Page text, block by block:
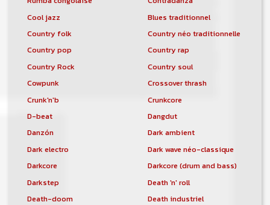
Cool jazz
Blues traditionnel
Country folk
Country néo traditionnelle
Country pop
Country rap
Country Rock
Country soul
Cowpunk
Crossover thrash
Crunk'n'b
Crunkcore
D-beat
Dangdut
Danzón
Dark ambient
Dark electro
Dark wave néo-classique
Darkcore
Darkcore (drum and bass)
Darkstep
Death 'n' roll
Death-doom
Death industriel